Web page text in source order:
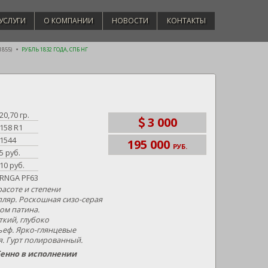
О КОМПАНИИ НОВОСТИ КОНТАКТЫ
РУБЛЬ 1832 ГОДА, СПБ НГ
20,70 гр.
158 R1
1544
5 руб.
10 руб.
RNGA PF63
и степени
Роскошная сизо-серая
патина.
глубоко
Ярко-глянцевые
Гурт полированный.
в исполнении
3 000
195 000 РУБ.